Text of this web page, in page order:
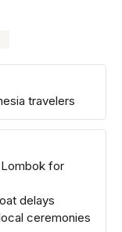
travelers
for
delays
ceremonies